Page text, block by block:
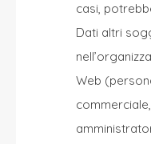
casi,
Dati altri
Web